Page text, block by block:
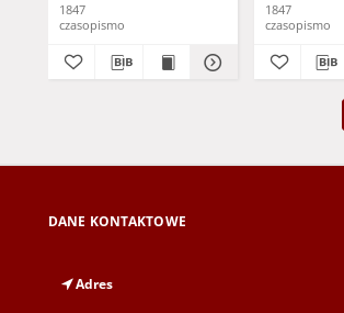
1847
czasopismo
1847
czasopismo
DANE KONTAKTOWE
Adres